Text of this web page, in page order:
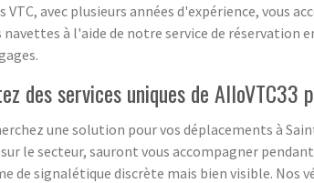
VTC, avec plusieurs années d'expérience, vous
navettes à l'aide de notre service de
des services uniques de
une solution pour vos déplacements à
le secteur, sauront vous accompagner
de signalétique discrète mais bien visible. Nos